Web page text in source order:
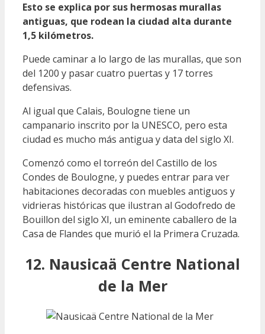
Esto se explica por sus hermosas murallas
antiguas, que rodean la ciudad alta durante
1,5 kilómetros.
Puede caminar a lo largo de las murallas, que son
del 1200 y pasar cuatro puertas y 17 torres
defensivas.
Al igual que Calais, Boulogne tiene un
campanario inscrito por la UNESCO, pero esta
ciudad es mucho más antigua y data del siglo XI.
Comenzó como el torreón del Castillo de los
Condes de Boulogne, y puedes entrar para ver
habitaciones decoradas con muebles antiguos y
vidrieras históricas que ilustran al Godofredo de
Bouillon del siglo XI, un eminente caballero de la
Casa de Flandes que murió el la Primera Cruzada.
12. Nausicaä Centre National
de la Mer